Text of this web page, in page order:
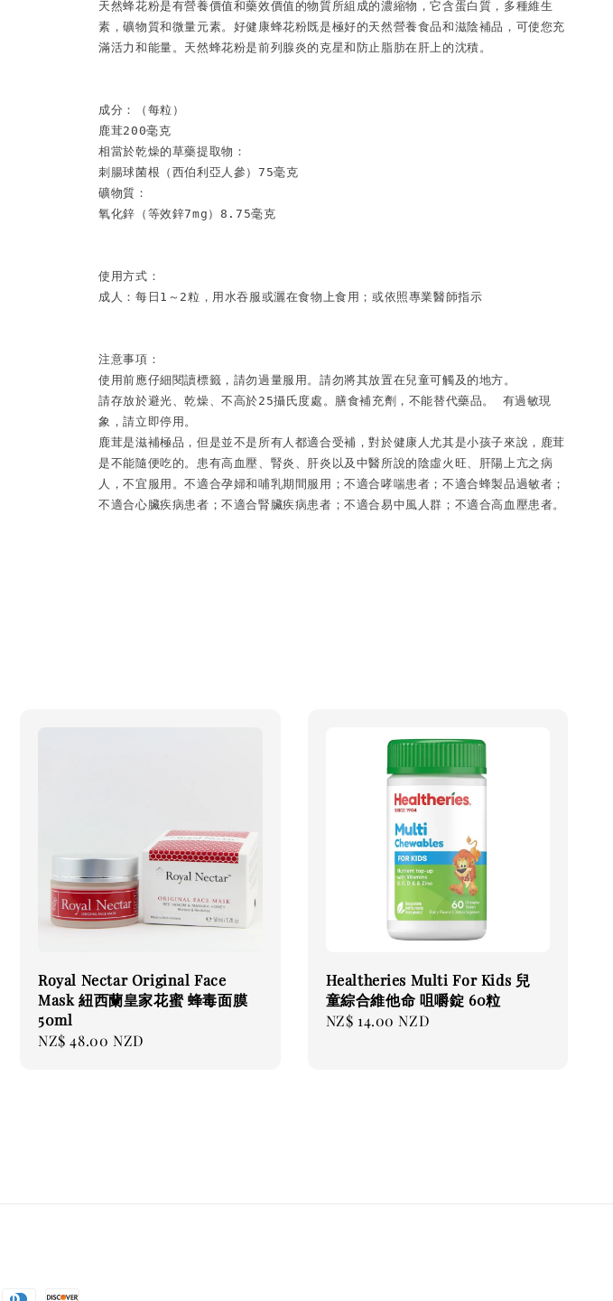
天然蜂花粉是有營養價值和藥效價值的物質所組成的濃縮物，它含蛋白質，多種維生
素，礦物質和微量元素。好健康蜂花粉既是極好的天然營養食品和滋陰補品，可使您充
滿活力和能量。天然蜂花粉是前列腺炎的克星和防止脂肪在肝上的沈積。
成分：（每粒）
鹿茸200毫克
相當於乾燥的草藥提取物：
刺腸球菌根（西伯利亞人參）75毫克
礦物質：
氧化鋅（等效鋅7mg）8.75毫克
使用方式：
成人：每日1～2粒，用水吞服或灑在食物上食用；或依照專業醫師指示
注意事項：
使用前應仔細閱讀標籤，請勿過量服用。請勿將其放置在兒童可觸及的地方。
請存放於避光、乾燥、不高於25攝氏度處。膳食補充劑，不能替代藥品。 有過敏現
象，請立即停用。
鹿茸是滋補極品，但是並不是所有人都適合受補，對於健康人尤其是小孩子來說，鹿茸
是不能隨便吃的。患有高血壓、腎炎、肝炎以及中醫所說的陰虛火旺、肝陽上亢之病
人，不宜服用。不適合孕婦和哺乳期間服用；不適合哮喘患者；不適合蜂製品過敏者；
不適合心臟疾病患者；不適合腎臟疾病患者；不適合易中風人群； 不適合高血壓患者。
Royal Nectar Original Face
Mask 紐西蘭皇家花蜜 蜂毒面膜
50ml
Regular
NZ$ 48.00 NZD
Healtheries Multi For Kids 兒
童綜合維他命 咀嚼錠 60粒
Regular
NZ$ 14.00 NZD